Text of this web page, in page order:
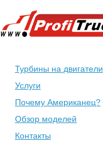
Турбины на двигатели
Услуги
Почему Американец?
Обзор моделей
Контакты